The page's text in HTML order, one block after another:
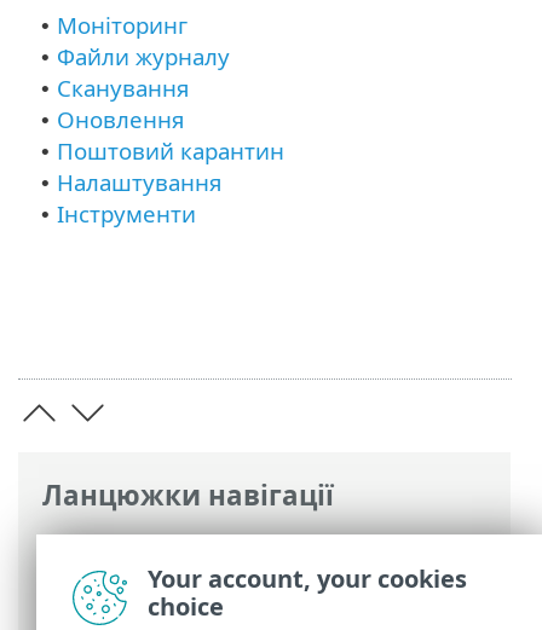
Ланцюжки навігації
Інтерактивна довідка ESET>ESET Mail
Security >Використання ESET Mail
Security
• Моніторинг
• Файли журналу
• Сканування
• Оновлення
• Поштовий карантин
• Налаштування
• Інструменти
Your account, your cookies
choice